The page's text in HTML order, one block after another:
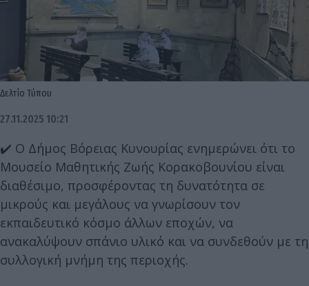
Δελτίο Τύπου
27.11.2025 10:21
✔️ Ο Δήμος Βόρειας Κυνουρίας ενημερώνει ότι το
Μουσείο Μαθητικής Ζωής Κορακοβουνίου είναι
διαθέσιμο, προσφέροντας τη δυνατότητα σε
μικρούς και μεγάλους να γνωρίσουν τον
εκπαιδευτικό κόσμο άλλων εποχών, να
ανακαλύψουν σπάνιο υλικό και να συνδεθούν με τη
συλλογική μνήμη της περιοχής.